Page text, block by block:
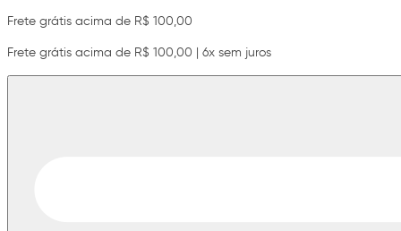
Frete grátis acima de R$ 100,00
Frete grátis acima de R$ 100,00 | 6x sem juros